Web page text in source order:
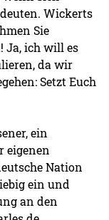
Wickerts
Sie
Ja, ich will es
da wir
Setzt Euch
ein
eigenen
Nation
ein und
an den